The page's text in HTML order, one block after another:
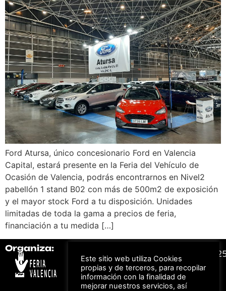
Ford Atursa, único concesionario Ford en Valencia
Capital, estará presente en la Feria del Vehículo de
Ocasión de Valencia, podrás encontrarnos en Nivel2
pabellón 1 stand B02 con más de 500m2 de exposición
y el mayor stock Ford a tu disposición. Unidades
limitadas de toda la gama a precios de feria,
financiación a tu medida […]
Organiza:
Bonos descuento para
los viajes a ferias
Aviso Legal –
Este sitio web utiliza Cookies
propias y de terceros, para recopilar
información con la finalidad de
mejorar nuestros servicios, así